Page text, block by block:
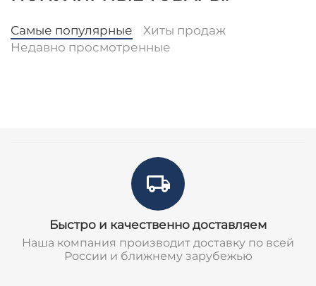
Самые популярные
Хиты продаж
Недавно просмотренные
Быстро и качественно доставляем
Наша компания производит доставку по всей
России и ближнему зарубежью